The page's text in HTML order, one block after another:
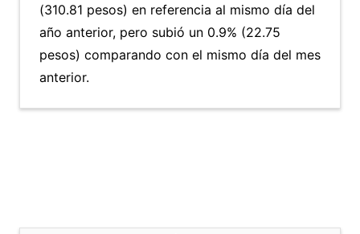
(310.81 pesos) en referencia al mismo día del
año anterior, pero subió un 0.9% (22.75
pesos) comparando con el mismo día del mes
anterior.